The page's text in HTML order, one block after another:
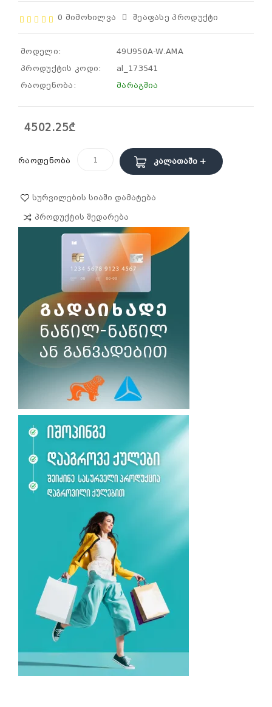
0 Მიმოხილვა Შეაფასე Პროდუქტი
მოდელი:
49U950A-W.AMA
პროდუქტის კოდი:
al_173541
რაოდენობა:
მარაგშია
4502.25₾
რაოდენობა Კალათაში +
Სურვილების Სიაში Დამატება
Პროდუქტის Შედარება